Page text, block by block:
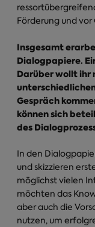
Förderung und
Insgesamt
Dialogpapiere.
Darüber wollt ihr
Gespräch
können sich
des
In den
und skizzieren
möglichst vielen
möchten das
aber auch die
nutzen, um